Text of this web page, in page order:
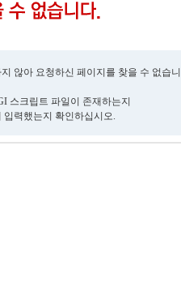
않아 요청하신 페이지를 찾을 수 없습
스크립트 파일이 존재하는지
력했는지 확인하십시오.